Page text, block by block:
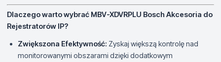
Dlaczego warto wybrać MBV-XDVRPLU Bosch Akcesoria do
Rejestratorów IP?
Zwiększona Efektywność: Zyskaj większą kontrolę nad
monitorowanymi obszarami dzięki dodatkowym